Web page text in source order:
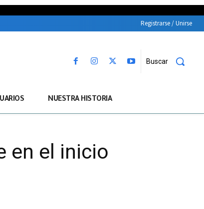
Registrarse / Unirse
Buscar
NUESTRA HISTORIA
en el inicio